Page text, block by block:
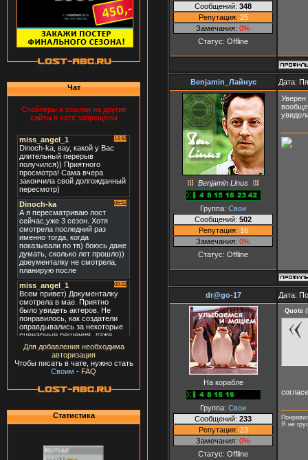
Чат
Спойлеры и ссылки на другие
сайты в чате запрещены
Для добавления необходима
авторизация
Чтобы писать в чате, нужно стать
Своим - FAQ
Статистика
Сообщений: 348
Репутация: 25
Замечания: 0%
Статус: Offline
Benjamin_Лайнус Дата:
Benjamin Linus
Группа: Свои
Сообщений: 502
Репутация: 16
Замечания: 0%
Статус: Offline
Уверен
вообще
dr@go-17 Дата:
На корабле
Группа: Свои
Сообщений: 233
Репутация: 23
Замечания: 0%
Статус: Offline
Quote (
Я не